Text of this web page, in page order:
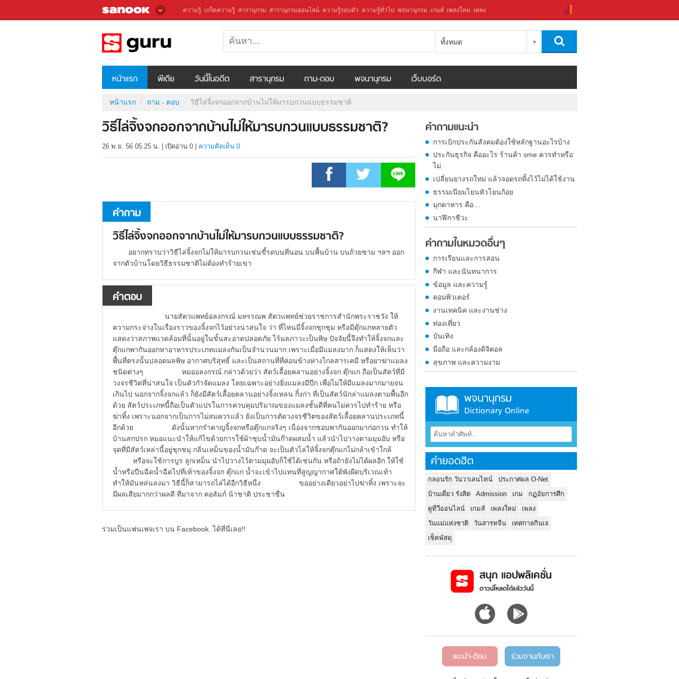
ความรู้ เกร็ดความรู้ สารานุกรม สารานุกรมออนไลน์ ความรู้รอบตัว ความรู้ทั่วไป พจนานุกรม เกมส์ เพลงใหม่ เพลง
ทั้งหมด
หน้าแรก พีเดีย วันนี้ในอดีต สารานุกรม ถาม-ตอบ พจนานุกรม เว็บบอร์ด
หน้าแรก ถาม - ตอบ วิธีไล่จิ้งจกออกจากบ้านไม่ให้มารบกวนแบบธรรมชาติ
วิธีไล่จิ้งจกออกจากบ้านไม่ให้มารบกวนแบบธรรมชาติ?
26 พ.ย. 56 05.25 น. เปิดอ่าน 0 ความคิดเห็น 0
คำถาม
วิธีไล่จิ้งจกออกจากบ้านไม่ให้มารบกวนแบบธรรมชาติ?
อยากทราบว่าวิธีไล่จิ้งจกไม่ให้มารบกวนเช่นขี้รดบนที่นอน บนพื้นบ้าน บนถ้วยชาม ฯลฯ ออก
จากตัวบ้านโดยวิธีธรรมชาติไม่ต้องทำร้ายเขา
คำตอบ
นายสัตวแพทย์อลงกรณ์ มหรรณพ สัตวแพทย์ช่วยราชการสำนักพระราชวัง ให้
ความกระจ่างในเรื่องราวของจิ้งจกไว้อย่างน่าสนใจ ว่า ที่ไหนมีจิ้งจกชุกชุม หรือมีตุ๊กแกหลายตัว
แสดงว่าสภาพแวดล้อมที่นั้นอยู่ในขั้นสะอาดปลอดภัย ไร้มลภาวะเป็นพิษ ปัจจัยนี้จึงทำให้จิ้งจกและ
ตุ๊กแกพากันออกหาอาหารประเภทแมลงกันเป็นจำนวนมาก เพราะเมื่อมีแมลงมาก ก็แสดงให้เห็นว่า
พื้นที่ตรงนั้นปลอดมลพิษ อากาศบริสุทธิ์ และเป็นสถานที่ที่ค่อนข้างห่างไกลสารเคมี หรือยาฆ่าแมลง
ชนิดต่างๆ หมออลงกรณ์ กล่าวด้วยว่า สัตว์เลื้อยคลานอย่างจิ้งจก ตุ๊กแก ถือเป็นสัตว์ที่มี
วงจรชีวิตที่น่าสนใจ เป็นตัวกำจัดแมลง โดยเฉพาะอย่างยิ่งแมลงมีปีก เพื่อไม่ให้มีแมลงมากมายจน
เกินไป นอกจากจิ้งจกแล้ว ก็ยังมีสัตว์เลื้อยคลานอย่างจิ้งเหลน กิ้งก่า ที่เป็นสัตว์นักล่าแมลงตามพื้นอีก
ด้วย สัตว์ประเภทนี้ถือเป็นตัวแปรในการควบคุมปริมาณของแมลงชั้นดีที่คนไม่ควรไปทำร้าย หรือ
ฆ่าทิ้ง เพราะนอกจากเป็นการไม่สมควรแล้ว ยังเป็นการตัดวงจรชีวิตของสัตว์เลื้อยคลานประเภทนี้
อีกด้วย ดังนั้นหากรำคาญจิ้งจกหรือตุ๊กแกจริงๆ เนื่องจากชอบพากันออกมาก่อกวน ทำให้
บ้านสกปรก หมอแนะนำให้แก้ไขด้วยการใช้ผ้าชุบน้ำมันก๊าดผสมน้ำ แล้วนำไปวางตามมุมอับ หรือ
จุดที่มีสัตว์เหล่านี้อยู่ชุกชมุ กลิ่นเหม็นของน้ำมันก๊าด จะเป็นตัวไล่ให้จิ้งจกตุ๊กแกไม่กล้าเข้าใกล้
หรือจะใช้การบูร ลูกเหม็น นำไปวางไว้ตามมุมอับก็ใช้ได้เช่นกัน หรือถ้ายังไม่ได้ผลอีก ให้ใช้
น้ำหรือปืนฉีดน้ำฉีดไปที่เท้าของจิ้งจก ตุ๊กแก น้ำจะเข้าไปแทนที่สูญญากาศใต้พังผืดบริเวณเท้า
ทำให้มันหล่นลงมา วิธีนี้ก็สามารถไล่ได้อีกวิธีหนึ่ง ขออย่างเดียวอย่าไปฆ่าทิ้ง เพราะจะ
มีผลเสียมากกว่าผลดี ที่มาจาก คอลัมภ์ น้าชาติ ประชาชื่น
ร่วมเป็นแฟนเพจเรา บน Facebook..ได้ที่นี่เลย!!
คำถามแนะนำ
การเบิกประกันสังคมต้องใช้หลักฐานอะไรบ้าง
ประกันธุรกิจ คืออะไร ร้านค้า sme ควรทำหรือ
ไม่
เปลี่ยนยางรถใหม่ แล้วจอดรถทิ้งไว้ไม่ได้ใช้งาน
ธรรมเนียมโยนหัวโยนก้อย
มุกดาหาร คือ…
นาฬิกาชีวะ
คำถามในหมวดอื่นๆ
การเรียนและการสอน
กีฬา และนันทนาการ
ข้อมูล และความรู้
คอมพิวเตอร์
งานเทคนิค และงานช่าง
ท่องเที่ยว
บันเทิง
มือถือ และกล้องดิจิตอล
สุขภาพ และความงาม
พจนานุกรม
Dictionary Online
คำยอดฮิต
กลอนรัก วันวาเลนไทน์
ประกาศผล O-Net
บ้านเดี่ยว รังสิต
Admission เกม
กฏอัยการศึก
ดูทีวีออนไลน์
เกมส์ เพลงใหม่
เพลง
วันแม่แห่งชาติ
วันสารทจีน
เทศกาลกินเจ
เช็คพัสดุ
สนุก แอปพลิเคชั่น
ดาวน์โหลดได้แล้ววันนี้
แนะนำ-ติชม ร่วมงานกับเรา